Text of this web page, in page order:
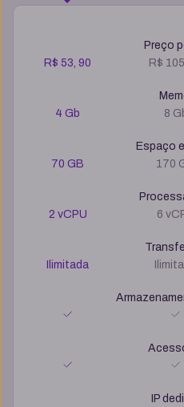
Preço
R$ 53, 90
R$
4 Gb
8
Espaço
70 GB
170
2 vCPU
6
Ilimitada
IP